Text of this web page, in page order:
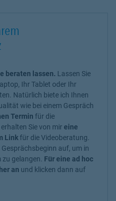
beraten lassen. Lassen Sie
Ihr Tablet oder Ihr
Natürlich biete ich Ihnen
wie bei einem Gespräch
Termin für die
Sie von mireine
Linkfür die Videoberatung.
auf, um in
gelangen. Für eine ad hoc
an und klicken dann auf